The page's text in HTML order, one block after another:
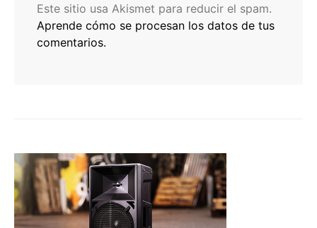
Este sitio usa Akismet para reducir el spam.
Aprende cómo se procesan los datos de tus
comentarios.